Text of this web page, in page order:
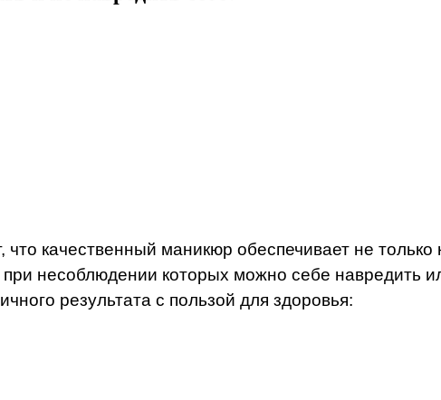
что качественный маникюр обеспечивает не
при несоблюдении которых можно себе навредить
результата с пользой для здоровья: